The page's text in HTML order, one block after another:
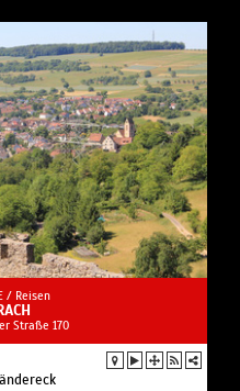
/ Reisen
Straße 170